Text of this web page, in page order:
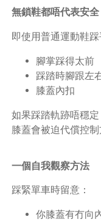
無鎖鞋都唔代表安全
即使用普通運動鞋
腳掌踩得太前
踩踏時腳跟左
膝蓋內扣
如果踩踏軌跡唔穩定
膝蓋會被迫代償控制
一個自我觀察方法
踩緊單車時留意：
你膝蓋有冇向